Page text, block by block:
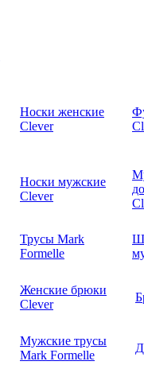
Носки женские
Clever
Носки мужские
Clever
Трусы Mark
Formelle
Женские брюки
Clever
Мужские трусы
Mark Formelle